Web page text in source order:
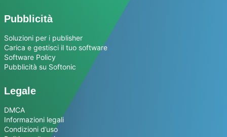
Pubblicità
Soluzioni per i publisher
Carica e gestisci il tuo software
Software Policy
Pubblicità su Softonic
Legale
DMCA
Informazioni legali
Condizioni d’uso